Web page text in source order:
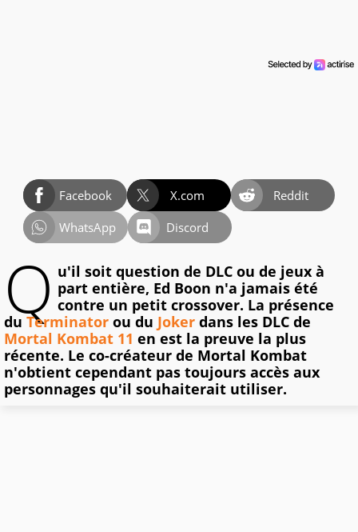
Facebook X.com
Reddit
WhatsApp
Discord
Q u'il soit question de DLC ou de jeux à
part entière, Ed Boon n'a jamais été
contre un petit crossover. La présence
du Terminator ou du Joker dans les DLC de
Mortal Kombat 11 en est la preuve la plus
récente. Le co-créateur de Mortal Kombat
n'obtient cependant pas toujours accès aux
personnages qu'il souhaiterait utiliser.